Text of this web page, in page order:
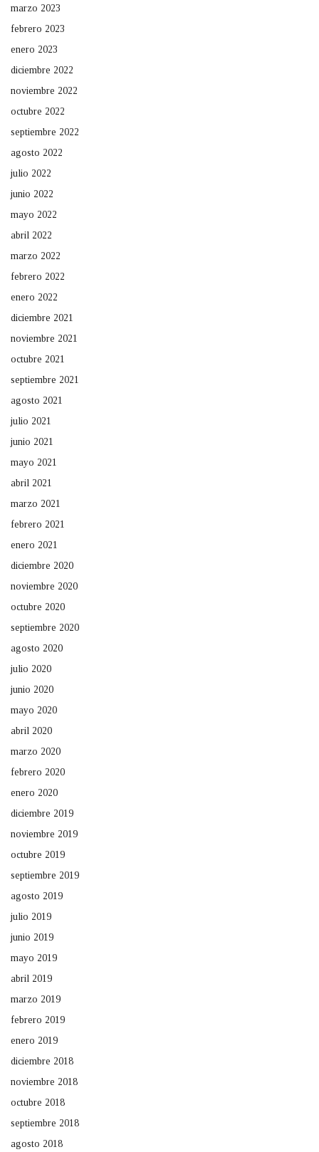
marzo 2023
febrero 2023
enero 2023
diciembre 2022
noviembre 2022
octubre 2022
septiembre 2022
agosto 2022
julio 2022
junio 2022
mayo 2022
abril 2022
marzo 2022
febrero 2022
enero 2022
diciembre 2021
noviembre 2021
octubre 2021
septiembre 2021
agosto 2021
julio 2021
junio 2021
mayo 2021
abril 2021
marzo 2021
febrero 2021
enero 2021
diciembre 2020
noviembre 2020
octubre 2020
septiembre 2020
agosto 2020
julio 2020
junio 2020
mayo 2020
abril 2020
marzo 2020
febrero 2020
enero 2020
diciembre 2019
noviembre 2019
octubre 2019
septiembre 2019
agosto 2019
julio 2019
junio 2019
mayo 2019
abril 2019
marzo 2019
febrero 2019
enero 2019
diciembre 2018
noviembre 2018
octubre 2018
septiembre 2018
agosto 2018